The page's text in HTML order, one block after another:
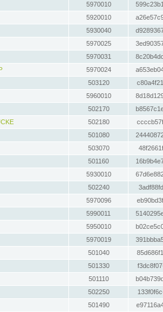
5970010
5920010
5930040
5970025
5970031
5970024
503120
5960010
502170
502180
501080
503070
501160
5930010
502240
5970096
5990011
5950010
5970019
501040
501330
501110
502250
501490